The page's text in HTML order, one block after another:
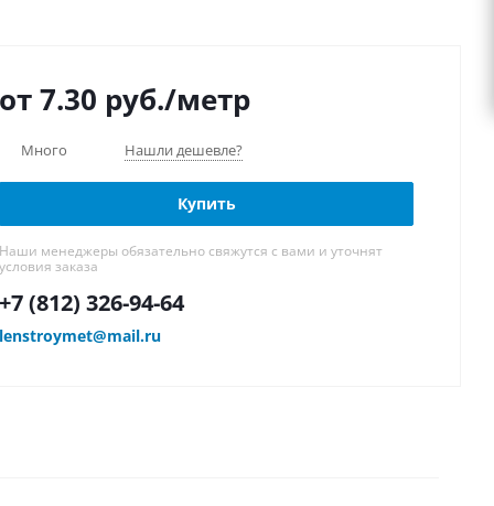
от 7.30 руб./метр
Много Нашли дешевле?
Купить
Наши менеджеры обязательно свяжутся с вами и уточнят
условия заказа
+7 (812) 326-94-64
lenstroymet@mail.ru